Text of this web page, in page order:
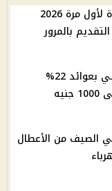
شروط استخراج رخصة القيادة لأول مرة 2026
بالمرور
تفاصيل شهادات البنك الأهلي بعوائد 22%
الصيف من الأعطال